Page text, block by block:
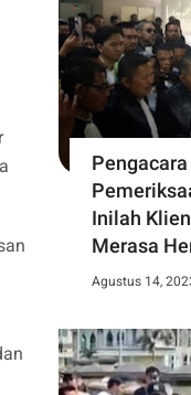
Inilah
Merasa
Agustus 14,